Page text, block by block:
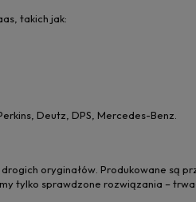
takich jak:
Deutz, DPS, Mercedes-Benz.
oryginałów. Produkowane są
tylko sprawdzone rozwiązania –